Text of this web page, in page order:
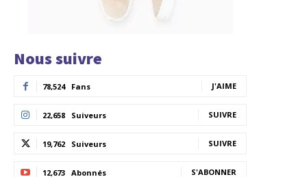
Nous suivre
78,524 Fans J'AIME
22,658 Suiveurs SUIVRE
19,762 Suiveurs SUIVRE
12,673 Abonnés S'ABONNER